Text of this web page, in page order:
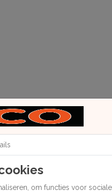
om functies voor